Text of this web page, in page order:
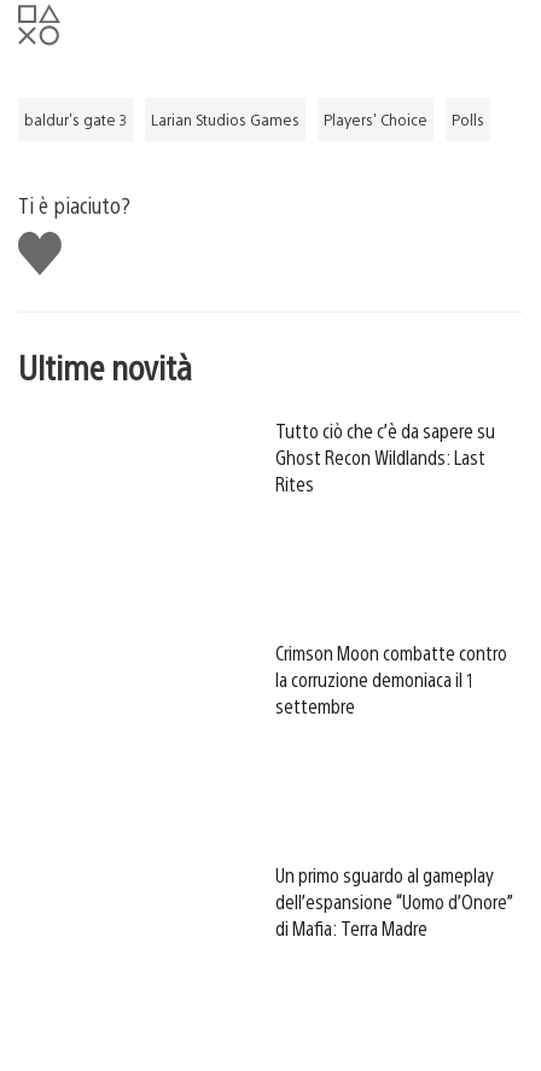
baldur's gate 3 Larian Studios Games Players' Choice Polls
Ti è piaciuto?
Mi
piace
Ultime novità
Tutto ciò che c’è da sapere su
Ghost Recon Wildlands: Last
Rites
Crimson Moon combatte contro
la corruzione demoniaca il 1
settembre
Un primo sguardo al gameplay
dell’espansione “Uomo d’Onore”
di Mafia: Terra Madre